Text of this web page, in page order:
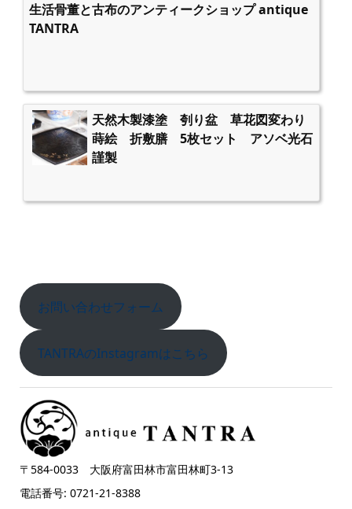
生活骨董と古布のアンティークショップ antique
TANTRA
天然木製漆塗 刳り盆 草花図変わり
蒔絵 折敷膳 5枚セット アソベ光石
謹製
お問い合わせフォーム
TANTRAのInstagramはこちら
〒584-0033 大阪府富田林市富田林町3-13
電話番号: 0721-21-8388